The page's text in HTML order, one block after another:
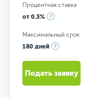
Процентная ставка
от 0.3%
Максимальный срок
180 дней
Подать заявку